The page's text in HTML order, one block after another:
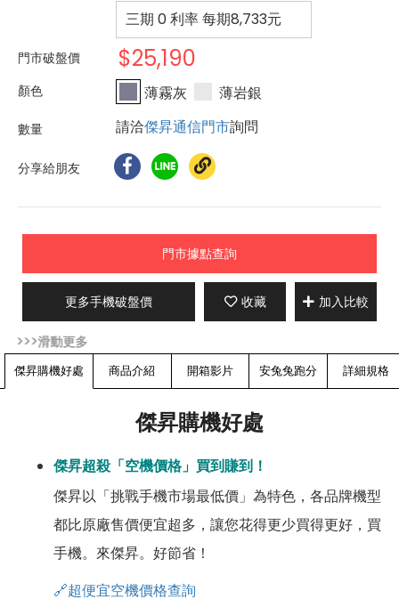
三期 0 利率 每期8,733元
門市破盤價 $25,190
薄霧灰
薄岩銀
請洽傑昇通信門市詢問
分享給朋友
門市據點查詢
更多手機破盤價 收藏 加入比較
傑昇購機好處 商品介紹 開箱影片 安兔兔跑分 詳細規格
傑昇購機好處
傑昇超殺「空機價格」買到賺到！
傑昇以「挑戰手機市場最低價」為特色，各品牌機型
都比原廠售價便宜超多，讓您花得更少買得更好，買
手機。來傑昇。好節省！
🔗超便宜空機價格查詢